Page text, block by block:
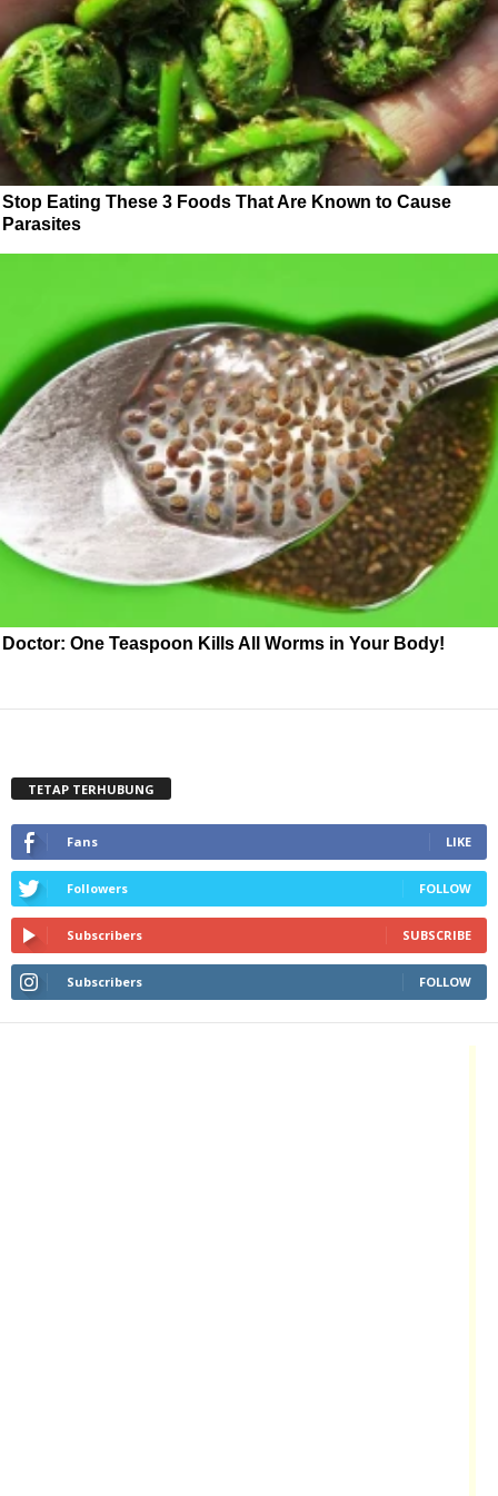
Stop Eating These 3 Foods That Are Known to Cause
Parasites
Doctor: One Teaspoon Kills All Worms in Your Body!
TETAP TERHUBUNG
Fans LIKE
Followers FOLLOW
Subscribers SUBSCRIBE
Subscribers FOLLOW